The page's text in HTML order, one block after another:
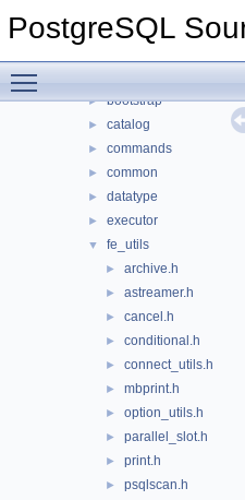
PostgreSQL
► access
► bootstrap
► catalog
► commands
► common
► datatype
► executor
▼ fe_utils
► archive.h
► astreamer.h
► cancel.h
► conditional.h
► connect_utils.h
► mbprint.h
► option_utils.h
► parallel_slot.h
► print.h
► psqlscan.h